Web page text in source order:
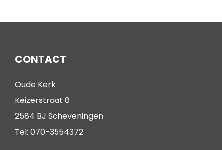
CONTACT
Oude Kerk
Keizerstraat 8
2584 BJ Scheveningen
Tel: 070-3554372